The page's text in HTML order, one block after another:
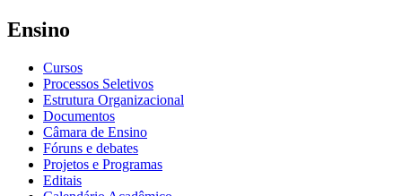
Ensino
Cursos
Processos Seletivos
Estrutura Organizacional
Documentos
Câmara de Ensino
Fóruns e debates
Projetos e Programas
Editais